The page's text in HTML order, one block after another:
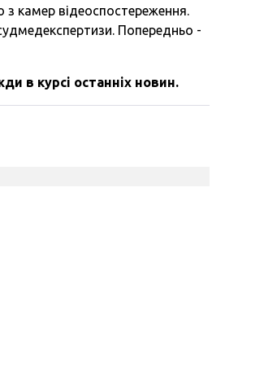
камер відеоспостереження.
Попередньо -
в курсі останніх новин.